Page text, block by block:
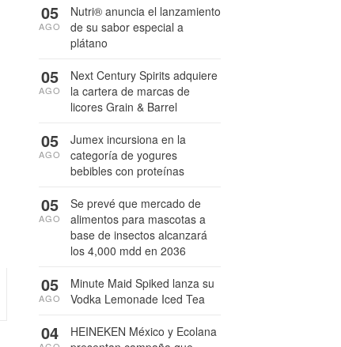
Nutri® anuncia el lanzamiento
de su sabor especial a
plátano
05
AGO
Next Century Spirits adquiere
la cartera de marcas de
licores Grain & Barrel
05
AGO
Jumex incursiona en la
categoría de yogures
bebibles con proteínas
05
AGO
Se prevé que mercado de
alimentos para mascotas a
base de insectos alcanzará
los 4,000 mdd en 2036
05
AGO
Minute Maid Spiked lanza su
Vodka Lemonade Iced Tea
05
AGO
HEINEKEN México y Ecolana
04